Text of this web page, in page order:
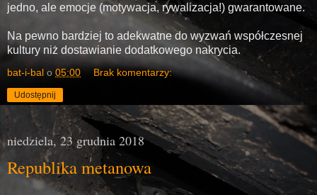
jedno, ale emocje (motywacja, rywalizacja!) gwarantowane.
Na pewno bardziej to adekwatne do wyzwań współczesnej
kultury niż dostawianie dodatkowego nakrycia.
bat-i-bal o 05:00 Brak komentarzy:
Udostępnij
niedziela, 23 grudnia 2018
Republika metanowa